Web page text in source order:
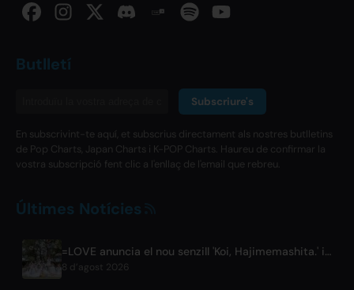
Butlletí
Subscriure's
En subscrivint-te aquí, et subscrius directament als nostres butlletins
de Pop Charts, Japan Charts i K-POP Charts. Haureu de confirmar la
vostra subscripció fent clic a l'enllaç de l'email que rebreu.
Últimes Notícies
=LOVE anuncia el nou senzill 'Koi, Hajimemashita.' i concerts al Tokyo Dome
8 d’agost 2026